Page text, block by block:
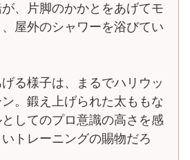
、片脚のかかとをあげてモ
屋外のシャワーを浴びてい
る様子は、まるでハリウッ
。鍛え上げられた太ももな
してのプロ意識の高さを感
トレーニングの賜物だろ